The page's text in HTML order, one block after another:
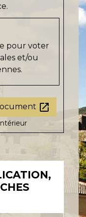
pour voter
et/ou
open_in_new